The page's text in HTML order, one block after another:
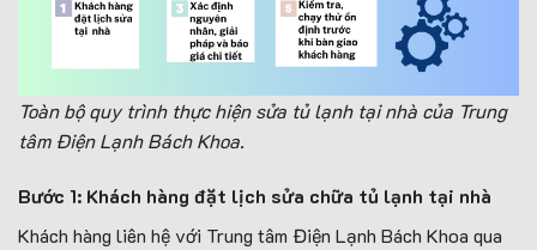
Toàn bộ quy trình thực hiện sửa tủ lạnh tại nhà của Trung
tâm Điện Lạnh Bách Khoa.
Bước 1: Khách hàng đặt lịch sửa chữa tủ lạnh tại nhà
Khách hàng liên hệ với Trung tâm Điện Lạnh Bách Khoa qua